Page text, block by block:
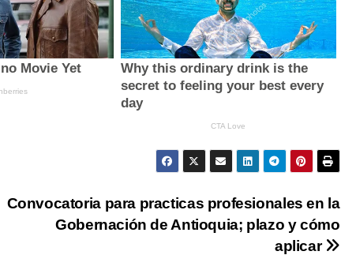
Convocatoria para practicas profesionales en la
Gobernación de Antioquia; plazo y cómo
aplicar